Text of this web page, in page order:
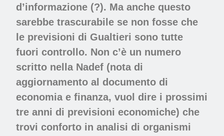
d’informazione (?). Ma anche questo
sarebbe trascurabile se non fosse che
le previsioni di Gualtieri sono tutte
fuori controllo. Non c’è un numero
scritto nella Nadef (nota di
aggiornamento al documento di
economia e finanza, vuol dire i prossimi
tre anni di previsioni economiche) che
trovi conforto in analisi di organismi